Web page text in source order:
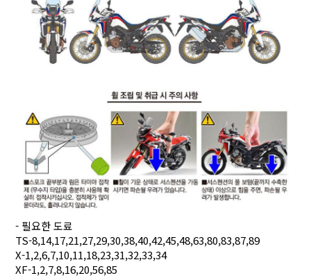
- 필요한 도료
TS-8,14,17,21,27,29,30,38,40,42,45,48,63,80,83,87,89
X-1,2,6,7,10,11,18,23,31,32,33,34
XF-1,2,7,8,16,20,56,85